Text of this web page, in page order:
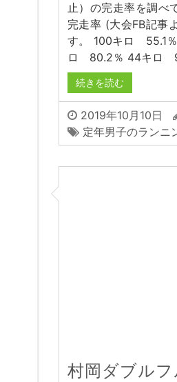
止）の完走率を調べ
完走率 (大会FB記事
す。 100キロ 55.1
ロ 80.2％ 44キロ
続きを読む
2019年10月10日
定年男子のランニ
村岡ダブル